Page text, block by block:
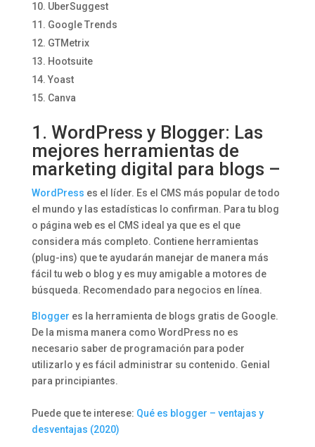
UberSuggest
Google Trends
GTMetrix
Hootsuite
Yoast
Canva
1. WordPress y Blogger: Las
mejores herramientas de
marketing digital para blogs –
WordPress es el líder. Es el CMS más popular de todo
el mundo y las estadísticas lo confirman. Para tu blog
o página web es el CMS ideal ya que es el que
considera más completo. Contiene herramientas
(plug-ins) que te ayudarán manejar de manera más
fácil tu web o blog y es muy amigable a motores de
búsqueda. Recomendado para negocios en línea.
Blogger es la herramienta de blogs gratis de Google.
De la misma manera como WordPress no es
necesario saber de programación para poder
utilizarlo y es fácil administrar su contenido. Genial
para principiantes.
Puede que te interese: Qué es blogger – ventajas y
desventajas (2020)